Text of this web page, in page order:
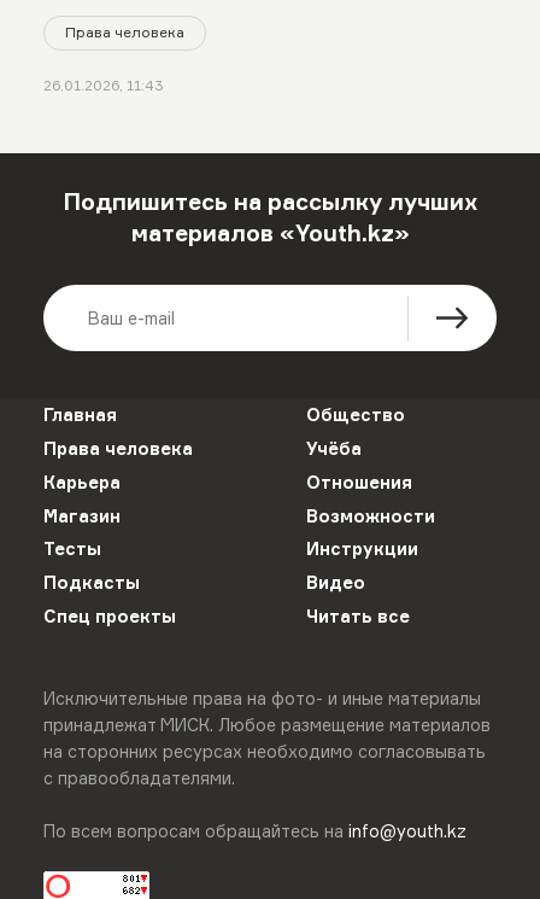
Права человека
26.01.2026, 11:43
Подпишитесь на рассылку лучших
материалов «Youth.kz»
Главная
Общество
Права человека
Учёба
Карьера
Отношения
Магазин
Возможности
Тесты
Инструкции
Подкасты
Видео
Спец проекты
Читать все
Исключительные права на фото- и иные материалы
принадлежат МИСК. Любое размещение материалов
на сторонних ресурсах необходимо согласовывать
с правообладателями.
По всем вопросам обращайтесь на info@youth.kz